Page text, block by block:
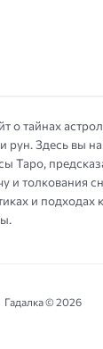
о тайнах
рун. Здесь вы
Таро,
и толкования
и подходах
Гадалка ©2026